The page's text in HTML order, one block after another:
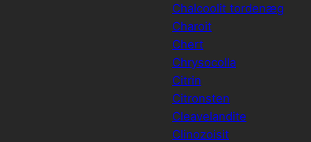
Chalcoolit tordenæg
Charoit
Chert
Chrysocolla
Citrin
Citronsten
Cleavelandite
Clinozoisit